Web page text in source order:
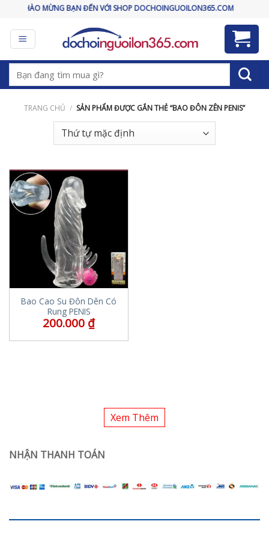
content
CHÀO MỪNG BẠN ĐẾN VỚI SHOP DOCHOINGUOILON365.COM
Tìm
kiếm:
TRANG CHỦ / SẢN PHẨM ĐƯỢC GẮN THẺ “BAO ĐÔN ZÊN PENIS”
Bao Cao Su Đôn Dên Có
Rung PENIS
200.000 ₫
Xem Thêm
NHẬN THANH TOÁN